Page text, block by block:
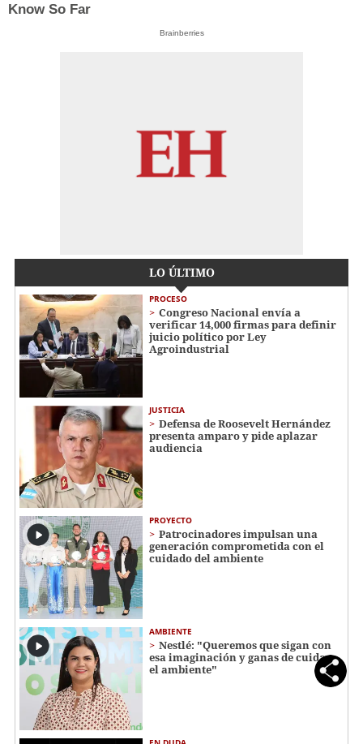
Know So Far
Brainberries
LO ÚLTIMO
PROCESO
Congreso Nacional envía a
verificar 14,000 firmas para definir
juicio político por Ley
Agroindustrial
JUSTICIA
Defensa de Roosevelt Hernández
presenta amparo y pide aplazar
audiencia
PROYECTO
Patrocinadores impulsan una
generación comprometida con el
cuidado del ambiente
AMBIENTE
Nestlé: "Queremos que sigan con
esa imaginación y ganas de cuidar
el ambiente"